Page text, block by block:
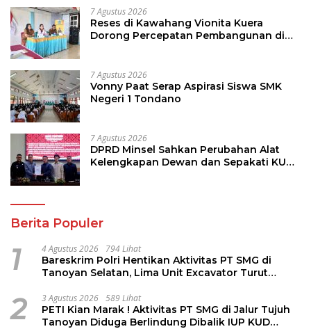
7 Agustus 2026
Reses di Kawahang Vionita Kuera
Dorong Percepatan Pembangunan di
7 Agustus 2026
Vonny Paat Serap Aspirasi Siswa SMK
Negeri 1 Tondano
7 Agustus 2026
DPRD Minsel Sahkan Perubahan Alat
Kelengkapan Dewan dan Sepakati KUA-
Berita Populer
1 4 Agustus 2026 794 Lihat
Bareskrim Polri Hentikan Aktivitas PT SMG di
Tanoyan Selatan, Lima Unit Excavator Turut
2 3 Agustus 2026 589 Lihat
PETI Kian Marak ! Aktivitas PT SMG di Jalur Tujuh
Tanoyan Diduga Berlindung Dibalik IUP KUD